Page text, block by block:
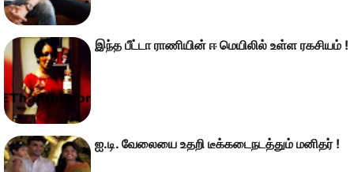
இந்த பீட்டா ராணியின் ஈ மெயிலில் உள்ள ரகசியம் !
ஐ.டி. வேலையை உதறி டீக்கடைநடத்தும் மனிதர் !